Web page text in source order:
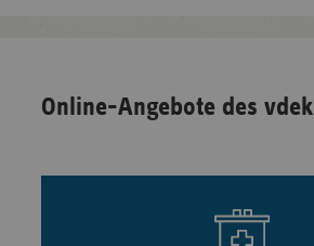
Online-Angebote des vdek